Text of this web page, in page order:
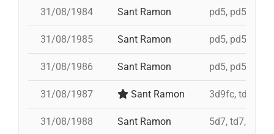
31/08/1984 Sant Ramon pd5, pd5, pd5,
31/08/1985 Sant Ramon pd5, pd5, pd5,
31/08/1986 Sant Ramon pd5, pd5, pd5,
31/08/1987 Sant Ramon 3d9fc, td7,
31/08/1988 Sant Ramon 5d7, td7, id